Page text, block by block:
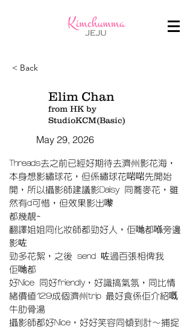
< Back
Elim Chan
from HK by
StudioKCM(Basic)
May 29, 2026
Threads去之前已經好期待去濟州影花海，
本身想影繡球花，但係繡球花啱啱先開始
開，所以攝影師建議影Daisy 同蕎麥花，雖
然有d可惜，但效果影出嚟
都幾靚~
翻譯姐姐同化妝師都勁好人，佢哋都喺旁邊
影咗
勁多花絮，之後 send 咗過百張相俾我
佢哋都
好Nice 同好friendly，好識搞氣氛，同比情
緒價值129成個濟州trip 最好食係佢介紹嘅
牛肋骨湯
攝影師都好Nice，好好笑容同傾到計～捕捉